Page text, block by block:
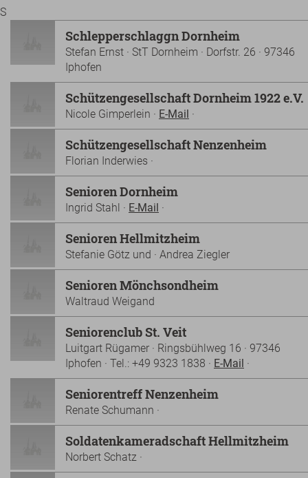
S
Schlepperschlaggn Dornheim
Stefan Ernst · StT Dornheim · Dorfstr. 26 · 97346
Iphofen
Schützengesellschaft Dornheim 1922 e.V.
Nicole Gimperlein · E-Mail ·
Schützengesellschaft Nenzenheim
Florian Inderwies ·
Senioren Dornheim
Ingrid Stahl · E-Mail ·
Senioren Hellmitzheim
Stefanie Götz und · Andrea Ziegler
Senioren Mönchsondheim
Waltraud Weigand
Seniorenclub St. Veit
Luitgart Rügamer · Ringsbühlweg 16 · 97346
Iphofen · Tel.: +49 9323 1838 · E-Mail ·
Seniorentreff Nenzenheim
Renate Schumann ·
Soldatenkameradschaft Hellmitzheim
Norbert Schatz ·